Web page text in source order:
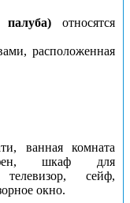
палуба)относятся
расположенная
ванная комната
шкаф для
сейф,
окно.